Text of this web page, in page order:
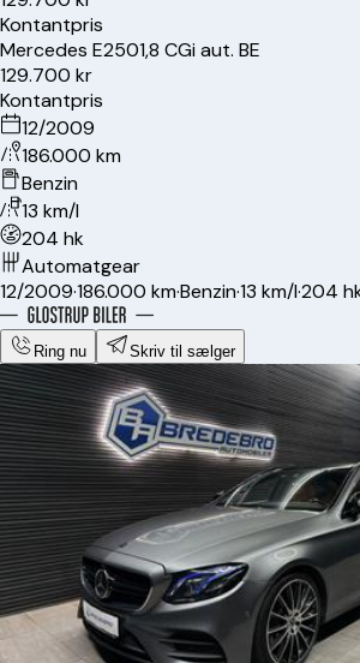
Kontantpris
Mercedes E2501,8 CGi aut. BE
129.700 kr
Kontantpris
12/2009
186.000 km
Benzin
13 km/l
204 hk
Automatgear
12/2009·186.000 km·Benzin·13 km/l·204
Ring nu Skriv til sælger